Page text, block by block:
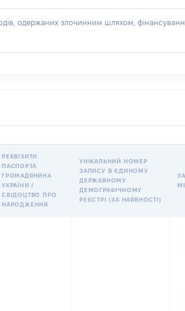
одержаних злочинним шляхом,
РЕКВІЗИТИ
ПАСПОРТА
ГРОМАДЯНИНА
УКРАЇНИ /
СВІДОЦТВО ПРО
НАРОДЖЕННЯ
УНІКАЛЬНИЙ НОМЕР
ЗАПИСУ В ЄДИНОМУ
ДЕРЖАВНОМУ
ДЕМОГРАФІЧНОМУ
РЕЄСТРІ (ЗА НАЯВНОСТІ)